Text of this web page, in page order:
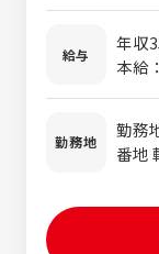
給与
年収
本給
勤務地
勤務
番地